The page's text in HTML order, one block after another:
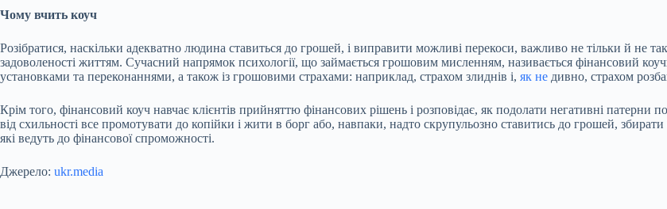
Чому вчить коуч
Розібратися, наскільки адекватно людина ставиться до грошей, і виправити можливі перекоси, важливо не тільки й не
задоволеності життям. Сучасний напрямок психології, що займається грошовим мисленням, називається фінансовий
установками та переконаннями, а також із грошовими страхами: наприклад, страхом злиднів і, як не дивно, страхом
Крім того, фінансовий коуч навчає клієнтів прийняттю фінансових рішень і розповідає, як подолати негативні
від схильності все промотувати до копійки і жити в борг або, навпаки, надто скрупульозно ставитись до грошей,
які ведуть до фінансової спроможності.
Джерело: ukr.media